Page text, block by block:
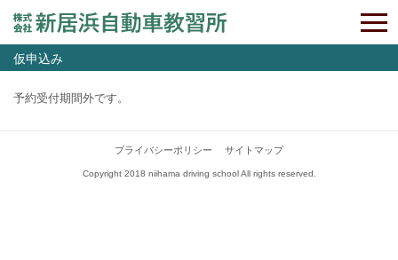
仮申込み
予約受付期間外です。
プライバシーポリシー サイトマップ
Copyright 2018 niihama driving school All rights reserved.